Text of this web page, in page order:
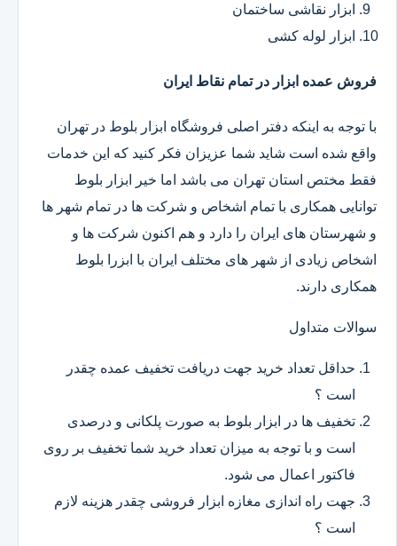
ابزار نقاشی ساختمان
ابزار لوله کشی
فروش عمده ابزار در تمام نقاط ایران
با توجه به اینکه دفتر اصلی فروشگاه ابزار بلوط در تهران
واقع شده است شاید شما عزیزان فکر کنید که این خدمات
فقط مختص استان تهران می باشد اما خیر ابزار بلوط
توانایی همکاری با تمام اشخاص و شرکت ها در تمام شهر ها
و شهرستان های ایران را دارد و هم اکنون شرکت ها و
اشخاص زیادی از شهر های مختلف ایران با ابزرا بلوط
همکاری دارند.
سوالات متداول
حداقل تعداد خرید جهت دریافت تخفیف عمده چقدر
است ؟
تخفیف ها در ابزار بلوط به صورت پلکانی و درصدی
است و با توجه به میزان تعداد خرید شما تخفیف بر روی
فاکتور اعمال می شود.
جهت راه اندازی مغازه ابزار فروشی چقدر هزینه لازم
است ؟